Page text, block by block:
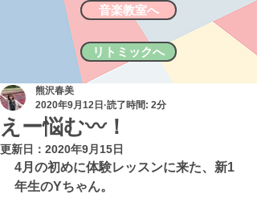
音楽教室へ
リトミックへ
えー悩む〰️！
熊沢春美
2020年9月12日 読了時間: 2分
更新日： 2020年9月15日
4月の初めに体験レッスンに来た、新1
年生のYちゃん。